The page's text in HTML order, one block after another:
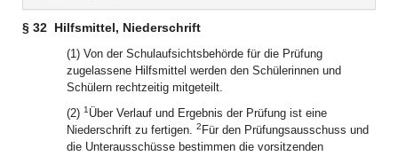
§ 32 Hilfsmittel, Niederschrift
(1) Von der Schulaufsichtsbehörde für die Prüfung
zugelassene Hilfsmittel werden den Schülerinnen und
Schülern rechtzeitig mitgeteilt.
(2) 1Über Verlauf und Ergebnis der Prüfung ist eine
Niederschrift zu fertigen. 2 Für den Prüfungsausschuss und
die Unterausschüsse bestimmen die vorsitzenden